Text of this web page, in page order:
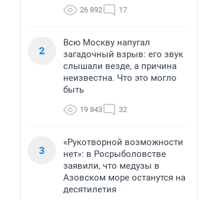
26 892 17
2
Всю Москву напугал
загадочный взрыв: его звук
слышали везде, а причина
неизвестна. Что это могло
быть
19 843 32
3
«Рукотворной возможности
нет»: в Росрыболовстве
заявили, что медузы в
Азовском море останутся на
десятилетия